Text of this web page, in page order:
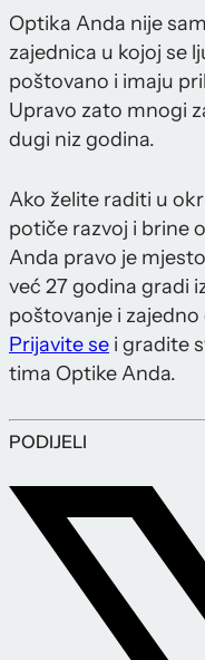
Optika Anda nije
zajednica u kojoj se
poštovano i imaju
Upravo zato mnogi
dugi niz godina.
Ako želite raditi u
potiče razvoj i brine
Anda pravo je
već 27 godina gradi
poštovanje i
Prijavite se i gradite
tima Optike Anda.
PODIJELI